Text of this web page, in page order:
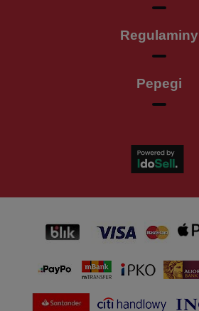
Regulaminy
Pepegi